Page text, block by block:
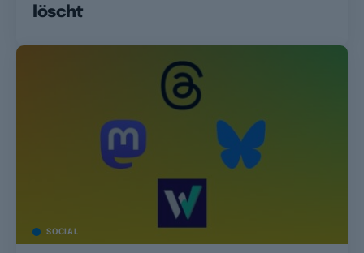
löscht
SOCIAL